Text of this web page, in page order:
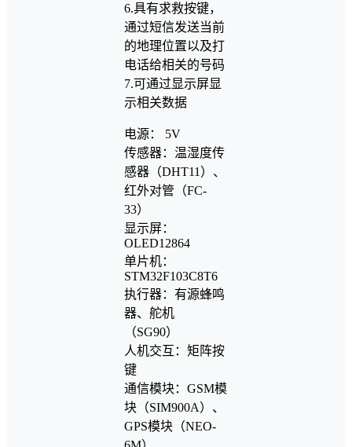
6.具有求救按键，
通过短信发送当前
的地理位置以及打
电话给相关的号码
7.可通过显示屏显
示相关数据
电源： 5V
传感器：温湿度传
感器（DHT11）、
红外对管（FC-
33）
显示屏：
OLED12864
单片机：
STM32F103C8T6
执行器：有源蜂鸣
器、舵机
（SG90）
人机交互：矩阵按
键
通信模块：GSM模
块（SIM900A）、
GPS模块（NEO-